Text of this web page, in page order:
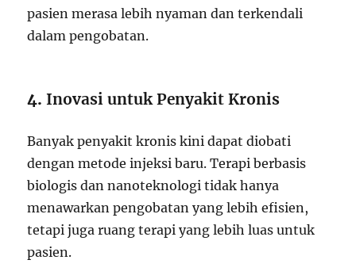
pasien merasa lebih nyaman dan terkendali
dalam pengobatan.
4.Inovasi untuk Penyakit Kronis
Banyak penyakit kronis kini dapat diobati
dengan metode injeksi baru. Terapi berbasis
biologis dan nanoteknologi tidak hanya
menawarkan pengobatan yang lebih efisien,
tetapi juga ruang terapi yang lebih luas untuk
pasien.